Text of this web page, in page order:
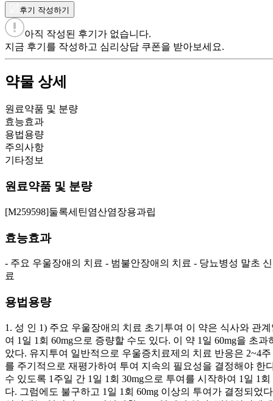
후기 작성하기
아직 작성된 후기가 없습니다.
지금 후기를 작성하고 심리상담 쿠폰을 받아보세요.
약물 상세
원료약품 및 분량
효능효과
용법용량
주의사항
기타정보
원료약품 및 분량
[M259598]둘록세틴염산염장용과립
효능효과
- 주요 우울장애의 치료 - 범불안장애의 치료 - 당뇨병성 말초
료
용법용량
1. 성 인 1) 주요 우울장애의 치료 초기투여 이 약은 식사와 관
여 1일 1회 60mg으로 증량할 수도 있다. 이 약 1일 60mg을 초
았다. 유지투여 일반적으로 우울증치료제의 치료 반응은 2~4
를 주기적으로 재평가하여 투여 지속의 필요성을 결정해야 한
수 있도록 1주일 간 1일 1회 30mg으로 투여를 시작하여 1일 1
다. 그럼에도 불구하고 1일 1회 60mg 이상의 투여가 결정되었